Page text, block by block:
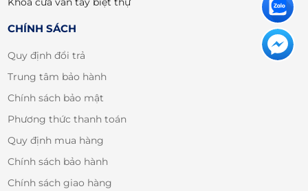
CHÍNH SÁCH
Quy định đổi trả
Trung tâm bảo hành
Chính sách bảo mật
Phương thức thanh toán
Quy định mua hàng
Chính sách bảo hành
Chính sách giao hàng